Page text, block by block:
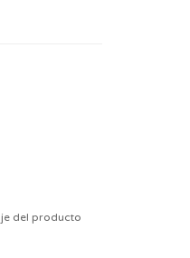
del producto